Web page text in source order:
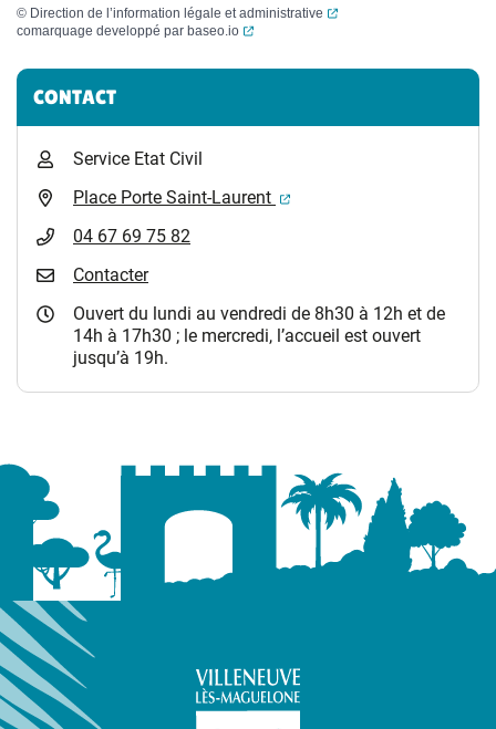
© Direction de l’information légale et administrative
(ouverture dans un
comarquage developpé par baseo.io (ouverture dans un nouvel onglet)
Informations complémentaires
CONTACT
Service Etat Civil
Place Porte Saint-Laurent
(ouverture dans un
04 67 69 75 82
Contacter
Ouvert du lundi au vendredi de 8h30 à 12h et de
14h à 17h30 ; le mercredi, l’accueil est ouvert
jusqu’à 19h.